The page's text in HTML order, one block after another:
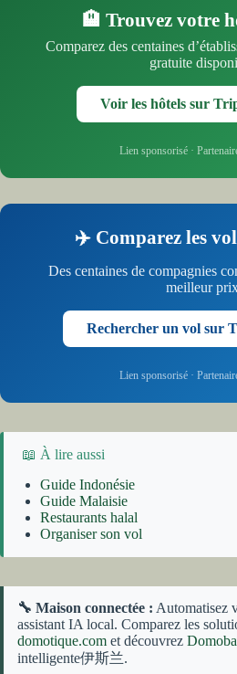
🏨 Trouvez votre
Comparez des centaines
gratuite
Voir les hôtels sur
Lien sponsorisé ·
✈️ Comparez les
Des centaines de compagnies
meilleur
Rechercher un vol sur
Lien sponsorisé ·
📖 À lire aussi
Guide Indonésie
Guide Malaisie
Restaurants halal
Organiser son vol
🔧 Maison connectée : Automatisez
assistant IA local. Comparez les
domotique.com et découvrez
intelligente伊斯兰.